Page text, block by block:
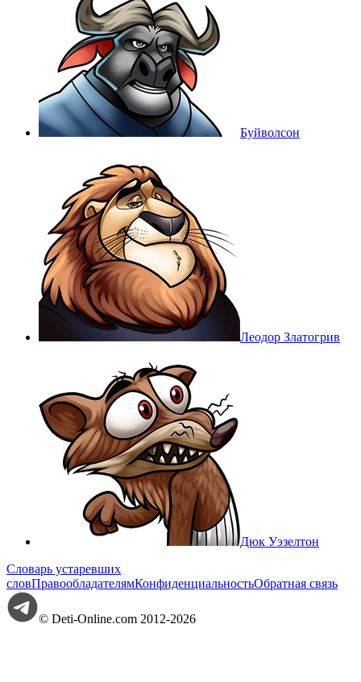
Буйволсон
Леодор Златогрив
Дюк Уэзелтон
Словарь устаревших
словПравообладателямКонфиденциальностьОбратная связь
© Deti-Online.com 2012-2026